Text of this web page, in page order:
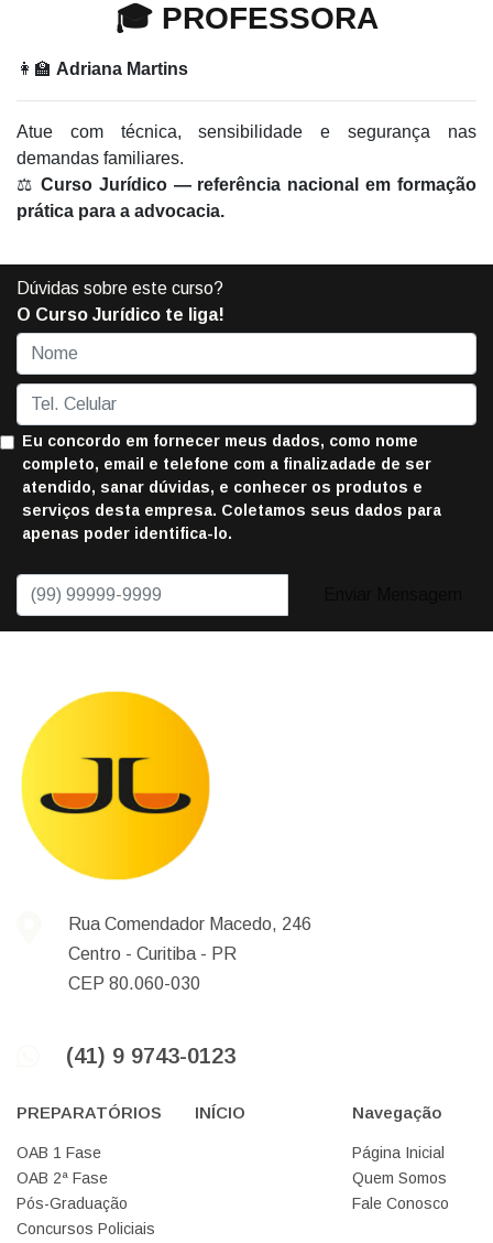
🎓 PROFESSORA
👩‍🏫 Adriana Martins
Atue com técnica, sensibilidade e segurança nas
demandas familiares.
⚖️ Curso Jurídico — referência nacional em formação
prática para a advocacia.
Dúvidas sobre este curso?
O Curso Jurídico te liga!
Eu concordo em fornecer meus dados, como nome
completo, email e telefone com a finalizadade de ser
atendido, sanar dúvidas, e conhecer os produtos e
serviços desta empresa. Coletamos seus dados para
apenas poder identifica-lo.
Rua Comendador Macedo, 246
Centro - Curitiba - PR
CEP 80.060-030
(41) 9 9743-0123
PREPARATÓRIOS
OAB 1 Fase
OAB 2ª Fase
Pós-Graduação
Concursos Policiais
INÍCIO Navegação
Página Inicial
Quem Somos
Fale Conosco